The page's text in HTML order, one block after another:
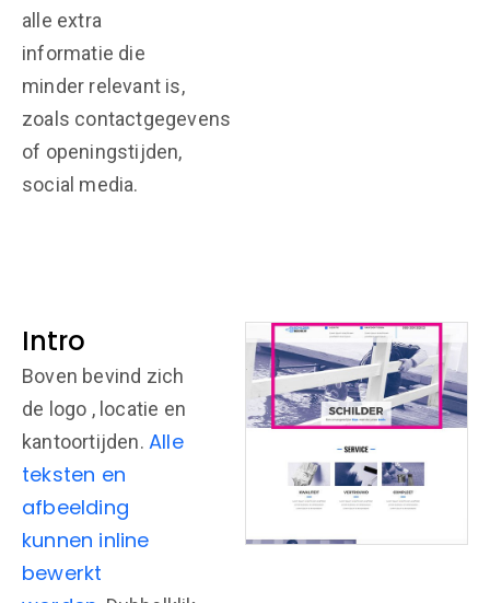
alle extra
informatie die
minder relevant is,
zoals contactgegevens
of openingstijden,
social media.
Intro
Boven bevind zich
de logo , locatie en
kantoortijden. Alle
teksten en
afbeelding
kunnen inline
bewerkt